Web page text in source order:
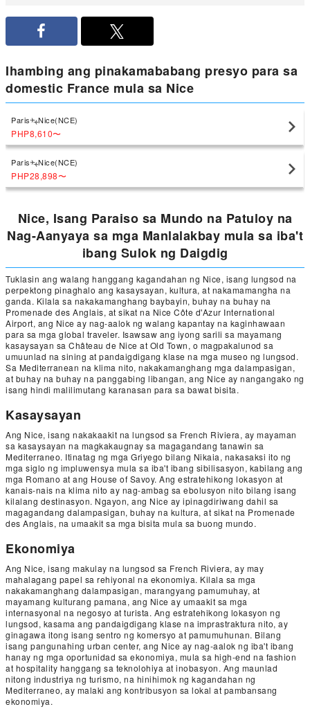
Ihambing ang pinakamababang presyo para sa
domestic France mula sa Nice
Paris Nice(NCE)
PHP8,610〜
Paris Nice(NCE)
PHP28,898〜
Nice, Isang Paraiso sa Mundo na Patuloy na
Nag-Aanyaya sa mga Manlalakbay mula sa iba't
ibang Sulok ng Daigdig
Tuklasin ang walang hanggang kagandahan ng Nice, isang lungsod na
perpektong pinaghalo ang kasaysayan, kultura, at nakamamangha na
ganda. Kilala sa nakakamanghang baybayin, buhay na buhay na
Promenade des Anglais, at sikat na Nice Côte d'Azur International
Airport, ang Nice ay nag-aalok ng walang kapantay na kaginhawaan
para sa mga global traveler. Isawsaw ang iyong sarili sa mayamang
kasaysayan sa Château de Nice at Old Town, o magpakalunod sa
umuunlad na sining at pandaigdigang klase na mga museo ng lungsod.
Sa Mediterranean na klima nito, nakakamanghang mga dalampasigan,
at buhay na buhay na panggabing libangan, ang Nice ay nangangako ng
isang hindi malilimutang karanasan para sa bawat bisita.
Kasaysayan
Ang Nice, isang nakakaakit na lungsod sa French Riviera, ay mayaman
sa kasaysayan na magkakaugnay sa magagandang tanawin sa
Mediterraneo. Itinatag ng mga Griyego bilang Nikaia, nakasaksi ito ng
mga siglo ng impluwensya mula sa iba't ibang sibilisasyon, kabilang ang
mga Romano at ang House of Savoy. Ang estratehikong lokasyon at
kanais-nais na klima nito ay nag-ambag sa ebolusyon nito bilang isang
kilalang destinasyon. Ngayon, ang Nice ay ipinagdiriwang dahil sa
magagandang dalampasigan, buhay na kultura, at sikat na Promenade
des Anglais, na umaakit sa mga bisita mula sa buong mundo.
Ekonomiya
Ang Nice, isang makulay na lungsod sa French Riviera, ay may
mahalagang papel sa rehiyonal na ekonomiya. Kilala sa mga
nakakamanghang dalampasigan, marangyang pamumuhay, at
mayamang kulturang pamana, ang Nice ay umaakit sa mga
internasyonal na negosyo at turista. Ang estratehikong lokasyon ng
lungsod, kasama ang pandaigdigang klase na imprastraktura nito, ay
ginagawa itong isang sentro ng komersyo at pamumuhunan. Bilang
isang pangunahing urban center, ang Nice ay nag-aalok ng iba't ibang
hanay ng mga oportunidad sa ekonomiya, mula sa high-end na fashion
at hospitality hanggang sa teknolohiya at inobasyon. Ang maunlad
nitong industriya ng turismo, na hinihimok ng kagandahan ng
Mediterraneo, ay malaki ang kontribusyon sa lokal at pambansang
ekonomiya.